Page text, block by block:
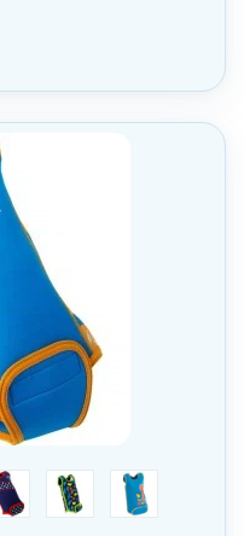
polka dotseafriendsottomishell